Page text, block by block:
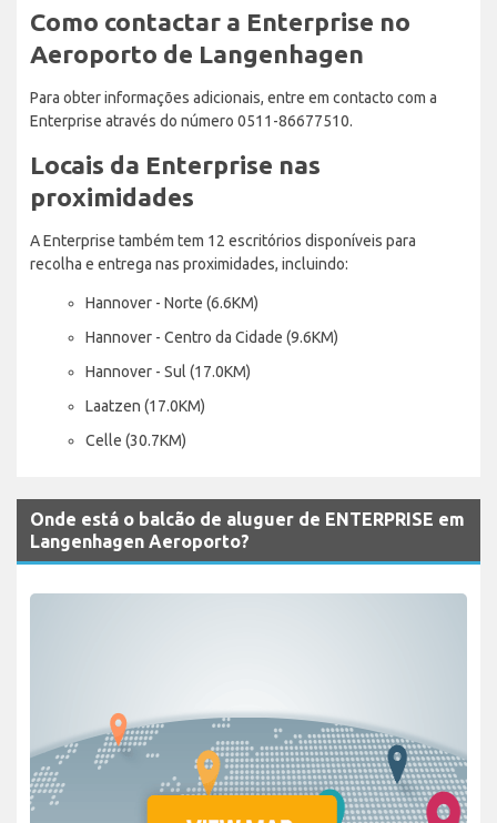
Como contactar a Enterprise no
Aeroporto de Langenhagen
Para obter informações adicionais, entre em contacto com a
Enterprise através do número 0511-86677510.
Locais da Enterprise nas
proximidades
A Enterprise também tem 12 escritórios disponíveis para
recolha e entrega nas proximidades, incluindo:
Hannover - Norte (6.6KM)
Hannover - Centro da Cidade (9.6KM)
Hannover - Sul (17.0KM)
Laatzen (17.0KM)
Celle (30.7KM)
Onde está o balcão de aluguer de ENTERPRISE em
Langenhagen Aeroporto?